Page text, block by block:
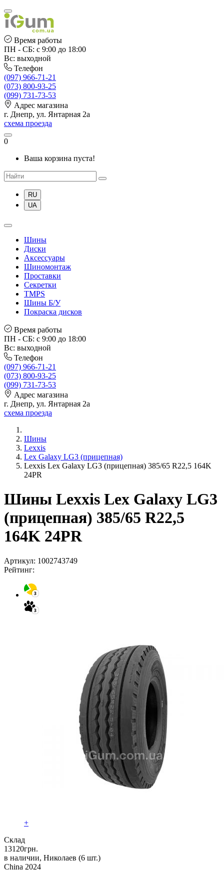
Время работы
ПН - СБ: с 9:00 до 18:00
Вс: выходной
Телефон
(097) 966-71-21
(073) 800-93-25
(099) 731-73-53
Адрес магазина
г. Днепр, ул. Янтарная 2а
схема проезда
0
Ваша корзина пуста!
RU
UA
Шины
Диски
Аксессуары
Шиномонтаж
Проставки
Секретки
TMPS
Шины Б/У
Покраска дисков
Время работы
ПН - СБ: с 9:00 до 18:00
Вс: выходной
Телефон
(097) 966-71-21
(073) 800-93-25
(099) 731-73-53
Адрес магазина
г. Днепр, ул. Янтарная 2а
схема проезда
Шины
Lexxis
Lex Galaxy LG3 (прицепная)
Lexxis Lex Galaxy LG3 (прицепная) 385/65 R22,5 164K
24PR
Шины Lexxis Lex Galaxy LG3
(прицепная) 385/65 R22,5
164K 24PR
Артикул: 1002743749
Рейтинг:
+
Склад
13120грн.
в наличии, Николаев (6 шт.)
China 2024